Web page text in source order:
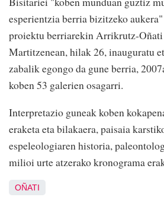
esperientzia berria bizitzeko
proiektu berriarekin Arrikrutz-Oñati
Martitzenean, hilak 26, inauguratu
zabalik egongo da gune berria,
koben 53 galerien osagarri.
Interpretazio guneak koben
eraketa eta bilakaera, paisaia
espeleologiaren historia,
milioi urte atzerako kronograma
OÑATI